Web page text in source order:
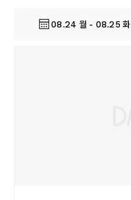
08.24 월 - 08.25 화